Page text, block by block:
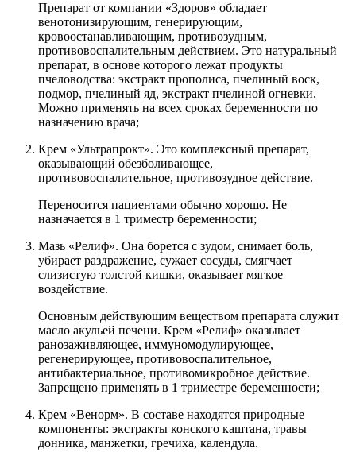
Препарат от компании «Здоров» обладает
венотонизирующим, генерирующим,
кровоостанавливающим, противозудным,
противовоспалительным действием. Это натуральный
препарат, в основе которого лежат продукты
пчеловодства: экстракт прополиса, пчелиный воск,
подмор, пчелиный яд, экстракт пчелиной огневки.
Можно применять на всех сроках беременности по
назначению врача;
Крем «Ультрапрокт». Это комплексный препарат,
оказывающий обезболивающее,
противовоспалительное, противозудное действие.
Переносится пациентами обычно хорошо. Не
назначается в 1 триместр беременности;
Мазь «Релиф». Она борется с зудом, снимает боль,
убирает раздражение, сужает сосуды, смягчает
слизистую толстой кишки, оказывает мягкое
воздействие.
Основным действующим веществом препарата служит
масло акульей печени. Крем «Релиф» оказывает
ранозаживляющее, иммуномодулирующее,
регенерирующее, противовоспалительное,
антибактериальное, противомикробное действие.
Запрещено применять в 1 триместре беременности;
Крем «Венорм». В составе находятся природные
компоненты: экстракты конского каштана, травы
донника, манжетки, гречиха, календула.